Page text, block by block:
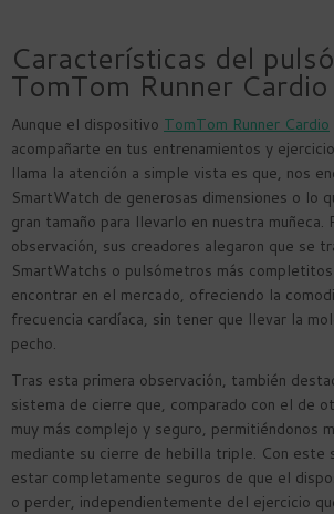
Características del
TomTom Runner Cardio
Aunque el dispositivo TomTom Runner Cardio
acompañarte en tus entrenamientos y
llama la atención a simple vista es que, nos
SmartWatch de generosas dimensiones o lo
gran tamaño para llevarlo en nuestra muñeca.
observación, sus creadores alegaron que se
SmartWatchs o pulsómetros más
encontrar en el mercado, ofreciendo la
frecuencia cardíaca, sin tener que llevar la
pecho.
Tras esta primera observación, también
sistema de cierre que, comparado con el de
muy más complejo y seguro, permitiéndonos
mediante su cierre de hebilla triple. Con este
estar completamente seguros de que el
o perder, independientemente del ejercicio